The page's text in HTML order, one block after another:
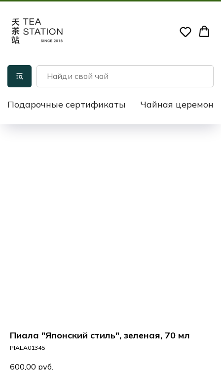
Подарочные сертификаты Чайная
Пиала "Японский стиль", зеленая, 70 мл
PIALA01345
600,00 руб.